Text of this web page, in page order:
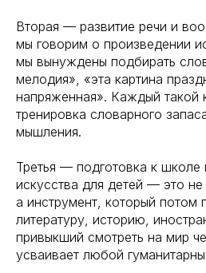
Вторая — развитие речи и
мы говорим о произведении
мы вынуждены подбирать
мелодия», «эта картина
напряженная». Каждый
тренировка словарного
мышления.
Третья — подготовка к школе
искусства для детей — это не
а инструмент, который потом
литературу, историю,
привыкший смотреть на мир
усваивает любой